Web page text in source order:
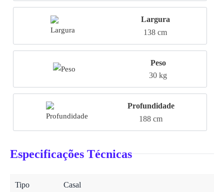
Largura
138 cm
Peso
30 kg
Profundidade
188 cm
Especificações Técnicas
Tipo Casal